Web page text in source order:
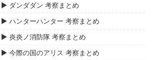
▶ ダンダダン 考察まとめ
▶ ハンターハンター 考察まとめ
▶ 炎炎ノ消防隊 考察まとめ
▶ 今際の国のアリス 考察まとめ